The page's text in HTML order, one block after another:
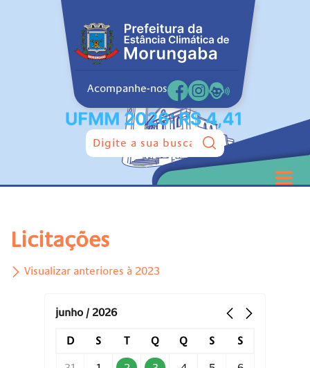
Acompanhe-nos
Pesquisar:
Licitações
Visualizar anteriores à 2023
junho / 2026
D S T Q Q S S